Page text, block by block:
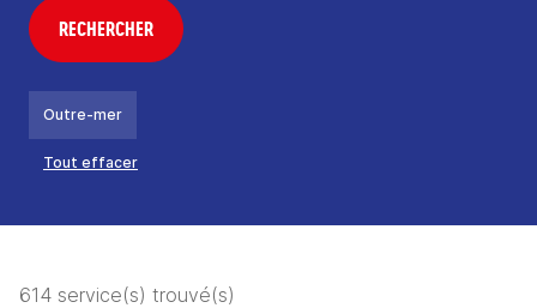
RECHERCHER
Outre-mer
Tout effacer
614 service(s) trouvé(s)